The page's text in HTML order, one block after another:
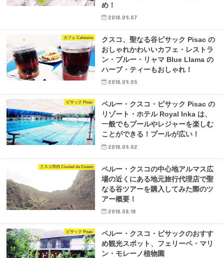
め！
2018.09.07
カフェ Cafetería
クスコ、聖なる谷ピサック Pisac の
おしゃれかわいいカフェ・レストラ
ン・ブルー・リャマ Blue Llama の
ハーブ・ティーもおしゃれ！
2018.09.05
ピサック Pisac
ペルー・クスコ・ピサック Pisac の
リゾート・ホテル Royal Inka は、
一般でもプールやレジャーを楽しむ
ことができる！プールが広い！
2018.09.02
クスコ市内 Ciudad de Cusco
ペルー・クスコの中心地アルマス広
場の近くにある地元旅行代理店で聖
なる谷ツアーを購入してみた際のツ
アー概要！
2018.08.18
ピサック Pisac
ペルー・クスコ・ピサックのおすす
め観光スポット、フェリーペ・マリ
ン・モレーノ植物園